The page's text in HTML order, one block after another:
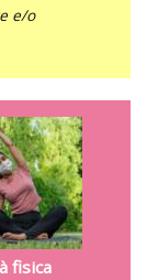
e/o
fisica